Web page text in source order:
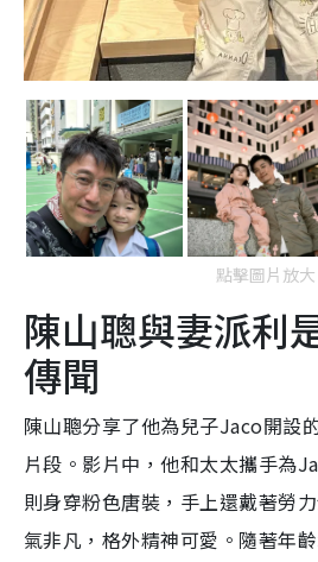
點擊圖片放大
陳山聰與妻派利
傳聞
陳山聰分享了他為兒子Jaco開設
片段。影片中，他和太太攜手為
則身穿粉色唐裝，手上還戴著勞
氣非凡，格外精神可愛。隨著年